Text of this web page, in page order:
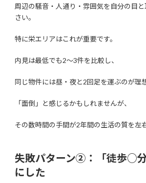
周辺の騒音・人通り・雰囲気を自分の目
さい。
特に栄エリアはこれが重要です。
内見は最低でも2〜3件を比較し、
同じ物件には昼・夜と2回足を運ぶのが理
「面倒」と感じるかもしれませんが、
その数時間の手間が2年間の生活の質を左
失敗パターン②：「徒歩○
にした